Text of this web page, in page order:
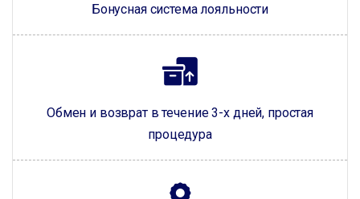
Бонусная система лояльности
Обмен и возврат в течение 3-х дней, простая
процедура